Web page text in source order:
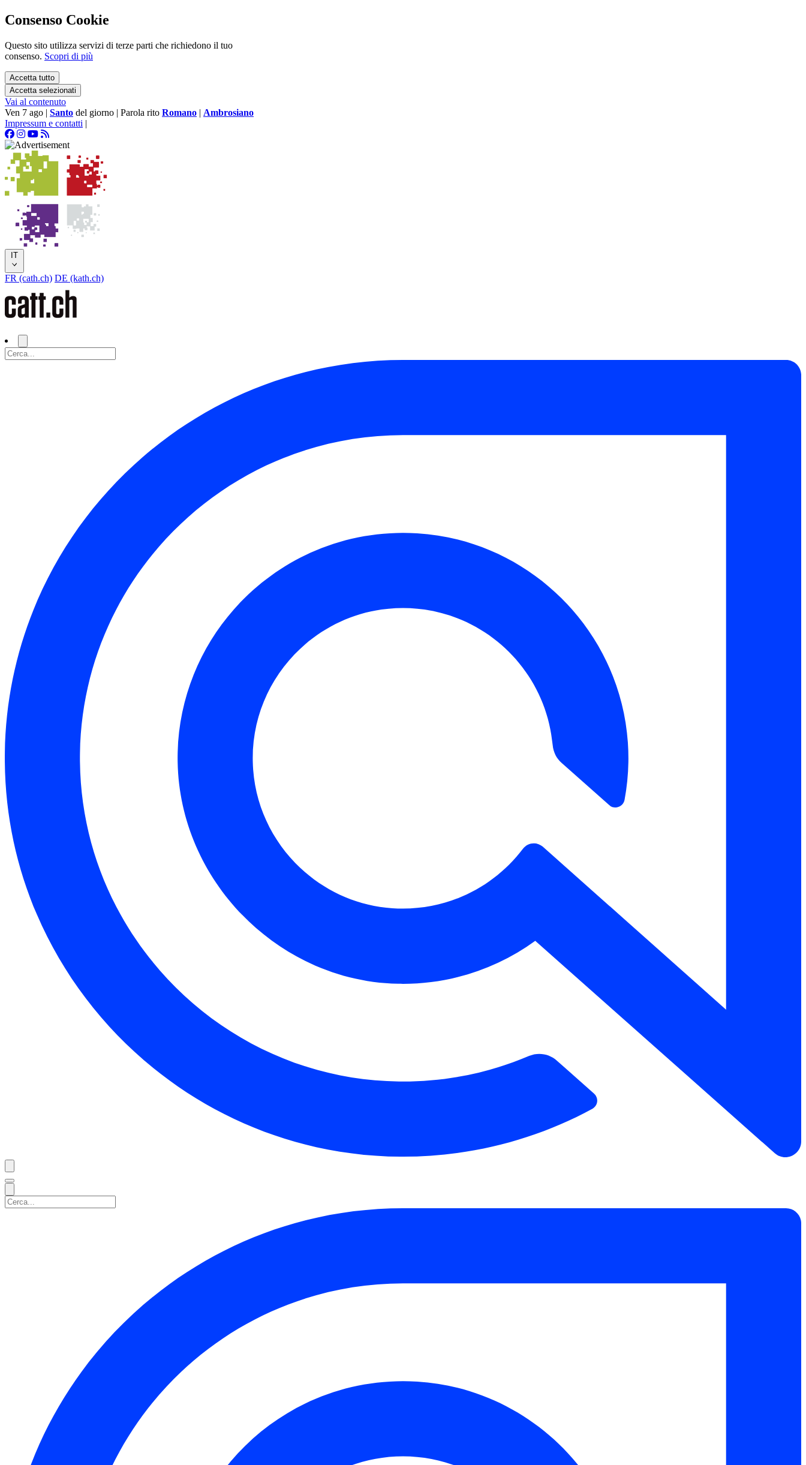
Consenso Cookie
Questo sito utilizza servizi di terze parti che richiedono il tuo
consenso. Scopri di più
Accetta tutto
Accetta selezionati
Vai al contenuto
Ven 7 ago | Santo del giorno | Parola rito Romano | Ambrosiano
Impressum e contatti |
IT
FR (cath.ch) DE (kath.ch)